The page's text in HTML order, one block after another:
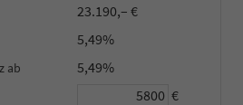
23.190,– €
5,49%
5,49%
€